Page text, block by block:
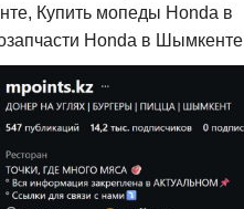
Купить мопеды Honda в
Honda в Шымкенте